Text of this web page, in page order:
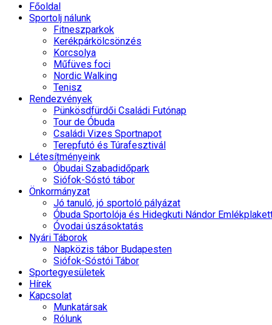
Főoldal
Sportolj nálunk
Fitneszparkok
Kerékpárkölcsönzés
Korcsolya
Műfüves foci
Nordic Walking
Tenisz
Rendezvények
Pünkösdfürdői Családi Futónap
Tour de Óbuda
Családi Vizes Sportnapot
Terepfutó és Túrafesztivál
Létesítményeink
Óbudai Szabadidőpark
Siófok-Sóstó tábor
Önkormányzat
Jó tanuló, jó sportoló pályázat
Óbuda Sportolója és Hidegkuti Nándor
Óvodai úszásoktatás
Nyári Táborok
Napközis tábor Budapesten
Siófok-Sóstói Tábor
Sportegyesületek
Hírek
Kapcsolat
Munkatársak
Rólunk